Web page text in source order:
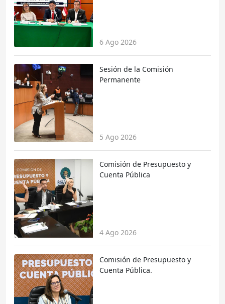
6 Ago 2026
Sesión de la Comisión
Permanente
5 Ago 2026
Comisión de Presupuesto y
Cuenta Pública
4 Ago 2026
Comisión de Presupuesto y
Cuenta Pública.